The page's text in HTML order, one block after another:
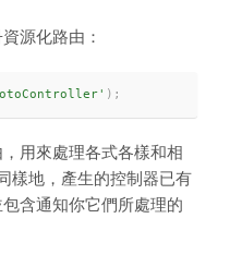
源化路由：
) ;
用來處理各式各樣和相
樣地，產生的控制器已有
含通知你它們所處理的